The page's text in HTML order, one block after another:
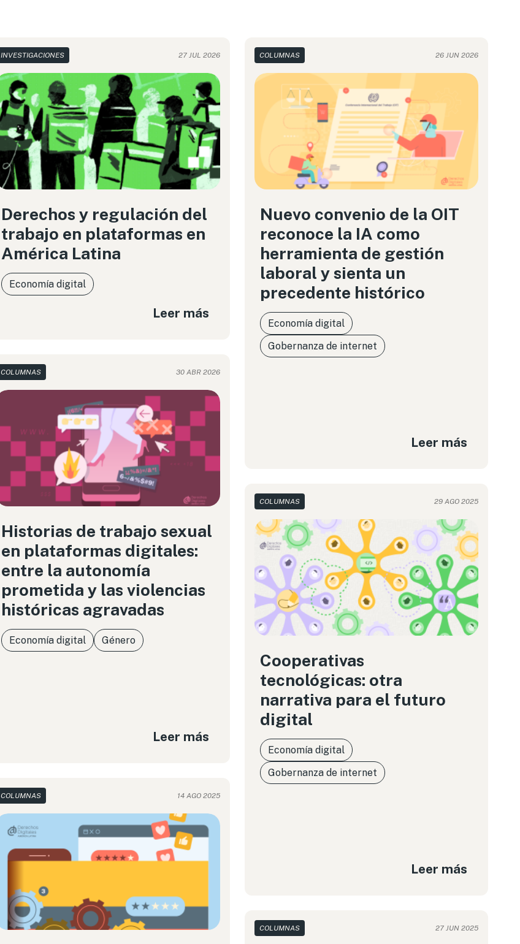
INVESTIGACIONES 27 JUL 2026
Derechos y regulación del
trabajo en plataformas en
América Latina
Economía digital
Leer más
COLUMNAS 26 JUN 2026
Nuevo convenio de la OIT
reconoce la IA como
herramienta de gestión
laboral y sienta un
precedente histórico
Economía digital
Gobernanza de internet
Leer más
COLUMNAS 30 ABR 2026
Historias de trabajo sexual
en plataformas digitales:
entre la autonomía
prometida y las violencias
históricas agravadas
Economía digital Género
Leer más
COLUMNAS 29 AGO 2025
Cooperativas
tecnológicas: otra
narrativa para el futuro
digital
Economía digital
Gobernanza de internet
Leer más
COLUMNAS 14 AGO 2025
COLUMNAS 27 JUN 2025